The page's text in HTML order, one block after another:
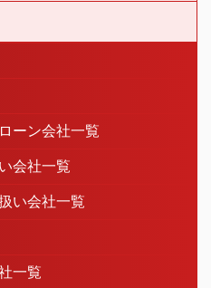
ーン会社一覧
会社一覧
い会社一覧
一覧